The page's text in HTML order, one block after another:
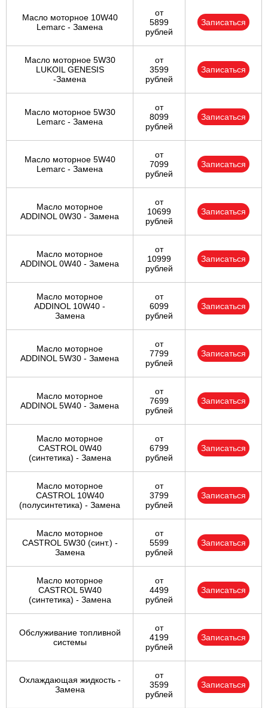
Масло моторное 10W40
Lemarc - Замена
от
5899
рублей
Записаться
Масло моторное 5W30
LUKOIL GENESIS
-Замена
от
3599
рублей
Записаться
Масло моторное 5W30
Lemarc - Замена
от
8099
рублей
Записаться
Масло моторное 5W40
Lemarc - Замена
от
7099
рублей
Записаться
Масло моторное
ADDINOL 0W30 - Замена
от
10699
рублей
Записаться
Масло моторное
ADDINOL 0W40 - Замена
от
10999
рублей
Записаться
Масло моторное
ADDINOL 10W40 -
Замена
от
6099
рублей
Записаться
Масло моторное
ADDINOL 5W30 - Замена
от
7799
рублей
Записаться
Масло моторное
ADDINOL 5W40 - Замена
от
7699
рублей
Записаться
Масло моторное
CASTROL 0W40
(синтетика) - Замена
от
6799
рублей
Записаться
Масло моторное
CASTROL 10W40
(полусинтетика) - Замена
от
3799
рублей
Записаться
Масло моторное
CASTROL 5W30 (синт.) -
Замена
от
5599
рублей
Записаться
Масло моторное
CASTROL 5W40
(синтетика) - Замена
от
4499
рублей
Записаться
Обслуживание топливной
системы
от
4199
рублей
Записаться
Охлаждающая жидкость -
Замена
от
3599
рублей
Записаться